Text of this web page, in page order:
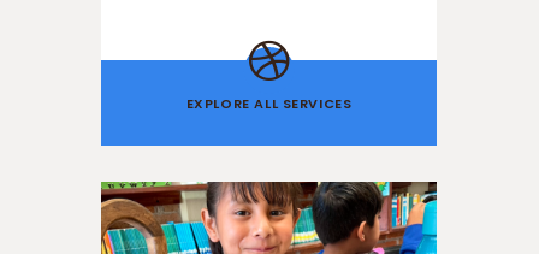
EXPLORE ALL SERVICES